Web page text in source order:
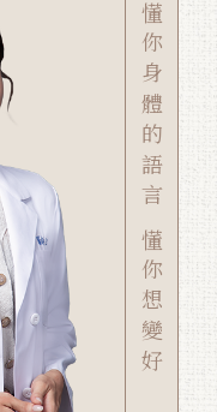
懂你身體的語言 懂你想變好